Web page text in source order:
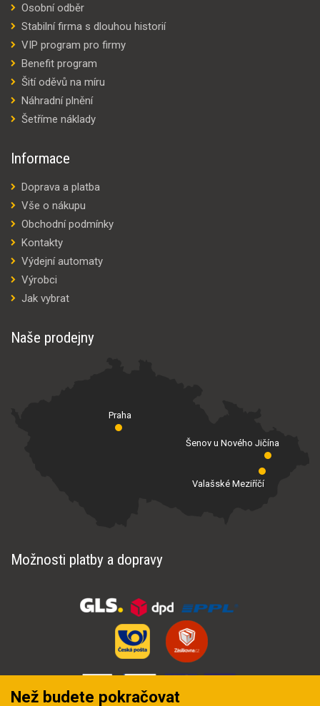
Osobní odběr
Stabilní firma s dlouhou historií
VIP program pro firmy
Benefit program
Šití oděvů na míru
Náhradní plnění
Šetříme náklady
Informace
Doprava a platba
Vše o nákupu
Obchodní podmínky
Kontakty
Výdejní automaty
Výrobci
Jak vybrat
Naše prodejny
Praha
Valašské Meziříčí
Šenov u Nového Jičína
Možnosti platby a dopravy
Než budete pokračovat